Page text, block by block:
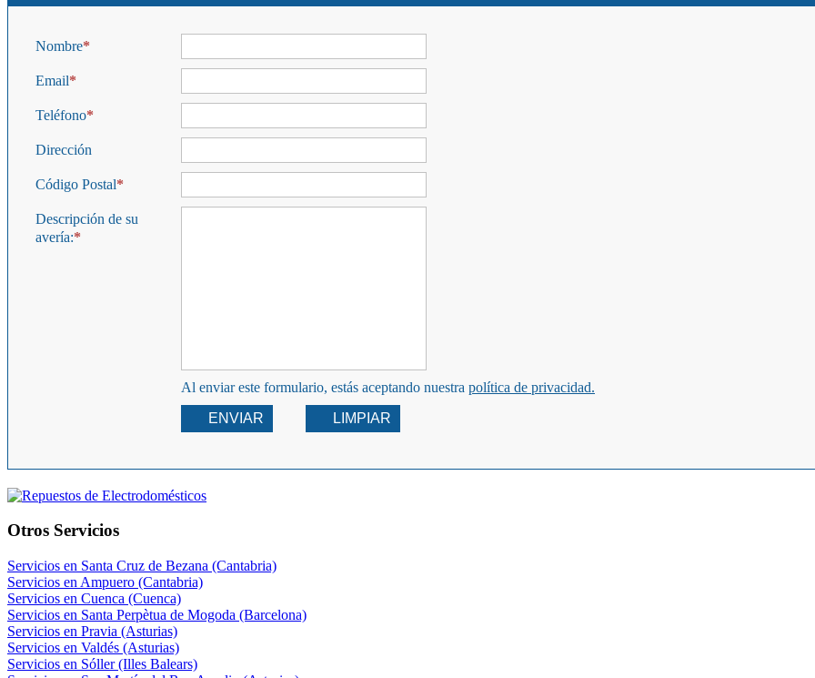
Nombre
Email
Teléfono
Dirección
Código Postal
Descripción de su
avería:
Al enviar este formulario, estás aceptando nuestra política de privacidad.
ENVIAR
LIMPIAR
Otros Servicios
Servicios en Santa Cruz de Bezana (Cantabria)
Servicios en Ampuero (Cantabria)
Servicios en Cuenca (Cuenca)
Servicios en Santa Perpètua de Mogoda (Barcelona)
Servicios en Pravia (Asturias)
Servicios en Valdés (Asturias)
Servicios en Sóller (Illes Balears)